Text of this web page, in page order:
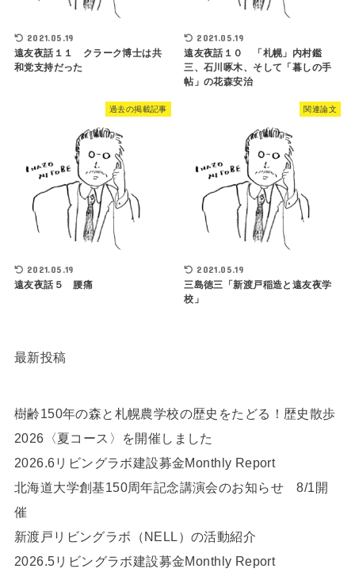
2021.05.19
遠友夜話１１ クラーク博士は共
和党支持だった
2021.05.19
遠友夜話１０ 「札幌」内村鑑
三、石川啄木、そして「暮しの手
帖」の花森安治
過去の掲載記事
2021.05.19
遠友夜話５ 腰痛
関連論文
2021.05.19
三島徳三「新渡戸稲造と遠友夜学
校」
最新投稿
樹齢150年の森と札幌農学校の歴史をたどる！歴史散歩
2026〈夏コース〉を開催しました
2026.6リビングラボ建設募金Monthly Report
北海道大学創基150周年記念講演会のお知らせ 8/1開
催
新渡戸リビングラボ（NELL）の活動紹介
2026.5リビングラボ建設募金Monthly Report